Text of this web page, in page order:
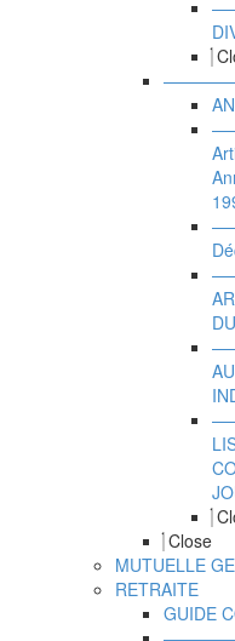
Close
MUTUELLE
RETRAITE
GUIDE